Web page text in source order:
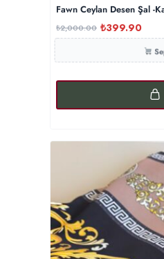
Fawn Ceylan Desen Şal -
₺2,000.00 ₺399.90